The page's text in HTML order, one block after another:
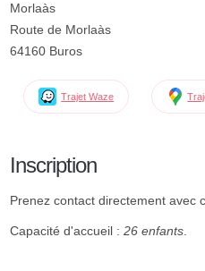
Morlaàs
Route de Morlaàs
64160 Buros
Trajet Waze
Inscription
Prenez contact directement avec
Capacité d'accueil : 26 enfants